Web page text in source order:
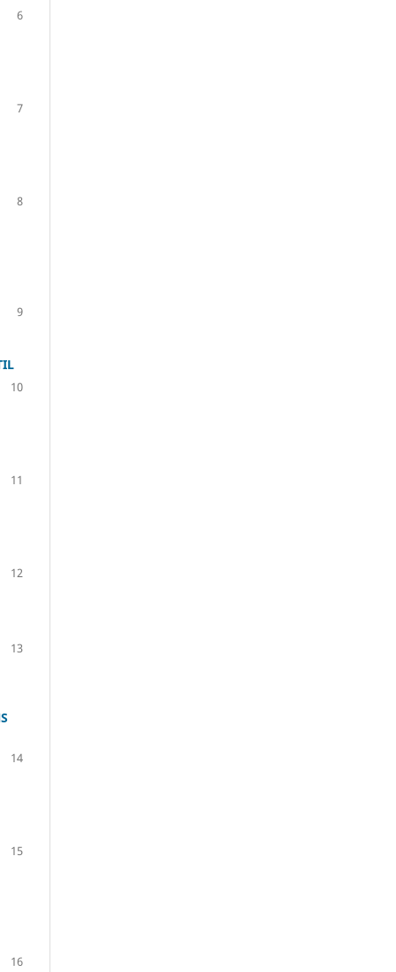
6
7
8
9
10
11
12
13
14
15
16